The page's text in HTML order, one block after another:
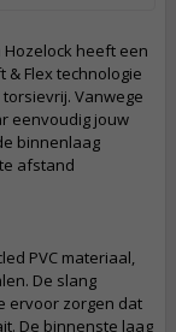
heeft een
Flex technologie
Vanwege
eenvoudig jouw
binnenlaag
afstand
PVC materiaal,
De slang
ervoor zorgen dat
De binnenste laag